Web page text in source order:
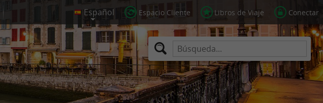
Espacio Cliente Libros de Viaje Conectar